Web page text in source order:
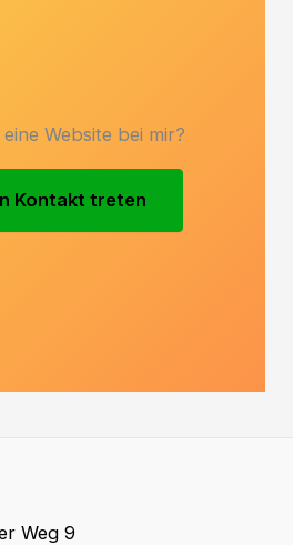
Website bei mir?
Kontakt treten
Weg 9